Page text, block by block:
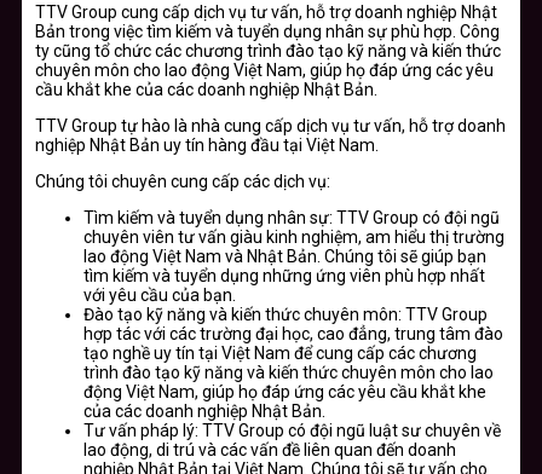
TTV Group cung cấp dịch vụ tư vấn, hỗ trợ doanh nghiệp Nhật
Bản trong việc tìm kiếm và tuyển dụng nhân sự phù hợp. Công
ty cũng tổ chức các chương trình đào tạo kỹ năng và kiến thức
chuyên môn cho lao động Việt Nam, giúp họ đáp ứng các yêu
cầu khắt khe của các doanh nghiệp Nhật Bản.
TTV Group tự hào là nhà cung cấp dịch vụ tư vấn, hỗ trợ doanh
nghiệp Nhật Bản uy tín hàng đầu tại Việt Nam.
Chúng tôi chuyên cung cấp các dịch vụ:
Tìm kiếm và tuyển dụng nhân sự: TTV Group có đội ngũ
chuyên viên tư vấn giàu kinh nghiệm, am hiểu thị trường
lao động Việt Nam và Nhật Bản. Chúng tôi sẽ giúp bạn
tìm kiếm và tuyển dụng những ứng viên phù hợp nhất
với yêu cầu của bạn.
Đào tạo kỹ năng và kiến thức chuyên môn: TTV Group
hợp tác với các trường đại học, cao đẳng, trung tâm đào
tạo nghề uy tín tại Việt Nam để cung cấp các chương
trình đào tạo kỹ năng và kiến thức chuyên môn cho lao
động Việt Nam, giúp họ đáp ứng các yêu cầu khắt khe
của các doanh nghiệp Nhật Bản.
Tư vấn pháp lý: TTV Group có đội ngũ luật sư chuyên về
lao động, di trú và các vấn đề liên quan đến doanh
nghiệp Nhật Bản tại Việt Nam. Chúng tôi sẽ tư vấn cho